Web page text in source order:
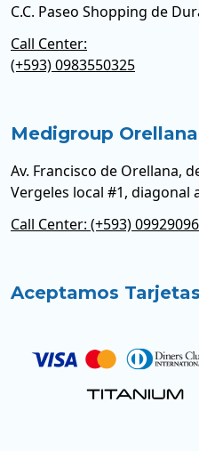
C.C. Paseo Shopping de
Call Center:
(+593) 0983550325
Medigroup Orellana
Av. Francisco de Orellana,
Vergeles local #1, diagonal
Call Center: (+593)
Aceptamos